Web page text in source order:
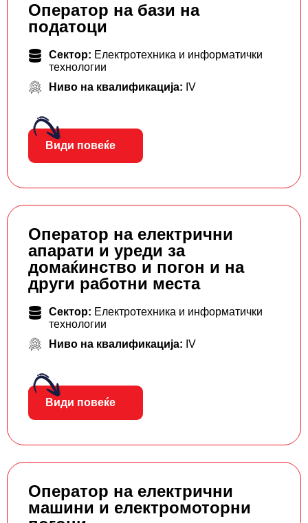
Оператор на бази на
податоци
Сектор: Електротехника и информатички
технологии
Ниво на квалификација: IV
Види повеќе
Оператор на електрични
апарати и уреди за
домаќинство и погон и на
други работни места
Сектор: Електротехника и информатички
технологии
Ниво на квалификација: IV
Види повеќе
Оператор на електрични
машини и електромоторни